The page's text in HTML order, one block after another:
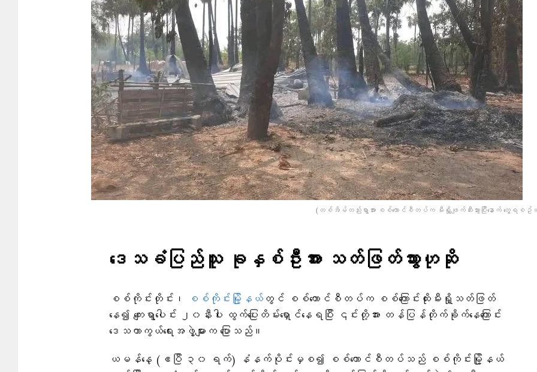
(တစ်အိမ်တည်းရွာအား စစ်ကောင်စီတပ်က မီးရှို့ဖျက်ဆီးသွားပြီးနောက် တွေ့ရစဥ်
ဒေသခံပြည်သူ ခုနှစ်ဦးအား သတ်ဖြတ်သွားဟုဆို
စစ်ကိုင်းတိုင်း၊ စစ်ကိုင်းမြို့နယ်တွင် စစ်ကောင်စီတပ်က စစ်ကြောင်းထိုးမီးရှို့သတ်ဖြတ်
နေ၍ ကျေးရွာပေါင်း ၂၀နီးပါး ထွက်ပြေးတိမ်းရှောင်နေရပြီး ၎င်းတို့အား တန်ပြန်တိုက်ခိုက်နေကြောင်း
ဒေသကာကွယ်ရေးအဖွဲ့များက ပြောသည်။
ယမန်နေ့ (ဧပြီ ၃၀ ရက်) နံနက်ပိုင်းမှစ​၍ စစ်ကောင်စီတပ်သည် စစ်ကိုင်းမြို့နယ်